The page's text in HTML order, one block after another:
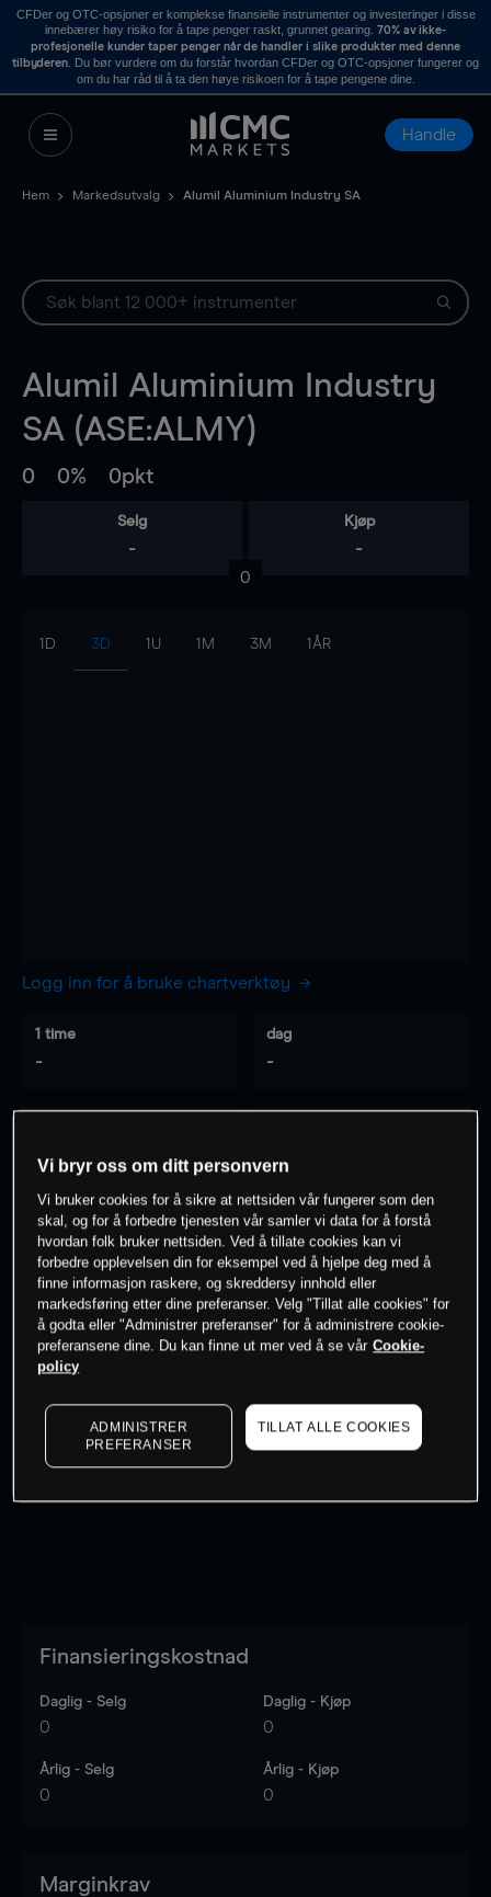
CFDer og OTC-opsjoner er komplekse finansielle instrumenter og investeringer i disse
innebærer høy risiko for å tape penger raskt, grunnet gearing. 70% av ikke-
profesjonelle kunder taper penger når de handler i slike produkter med denne
tilbyderen . Du bør vurdere om du forstår hvordan CFDer og OTC-opsjoner fungerer og
om du har råd til å ta den høye risikoen for å tape pengene dine.
Handle
Hem Markedsutvalg Alumil Aluminium Industry SA
Alumil Aluminium Industry
SA (ASE:ALMY)
0 0% 0pkt
Selg
-
Kjøp
-
0
1D 3D 1U 1M 3M 1ÅR
Logg inn for å bruke chartverktøy
1 time
-
dag
-
-
0% av kunder erpå dette instrumentet
Søk om konto
Log in
Finansieringskostnad
Daglig - Selg
0
Daglig - Kjøp
0
Årlig - Selg
0
Årlig - Kjøp
0
Marginkrav
Vi bryr oss om ditt personvern
Vi bruker cookies for å sikre at nettsiden vår fungerer som den
skal, og for å forbedre tjenesten vår samler vi data for å forstå
hvordan folk bruker nettsiden. Ved å tillate cookies kan vi
forbedre opplevelsen din for eksempel ved å hjelpe deg med å
finne informasjon raskere, og skreddersy innhold eller
markedsføring etter dine preferanser. Velg "Tillat alle cookies" for
å godta eller "Administrer preferanser" for å administrere cookie-
preferansene dine. Du kan finne ut mer ved å se vår Cookie-
policy
ADMINISTRER
PREFERANSER
TILLAT ALLE COOKIES